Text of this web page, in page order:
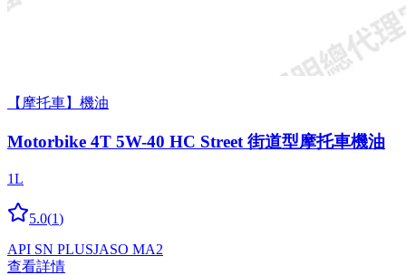
【摩托車】機油
Motorbike 4T 5W-40 HC Street 街道型摩托車機油
1L
5.0(1)
API SN PLUSJASO MA2
查看詳情